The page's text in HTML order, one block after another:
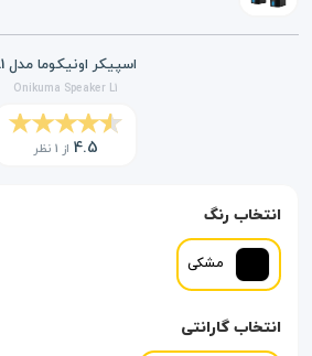
اسپیکر اونیکوما مدل L1
Onikuma Speaker L1
4.5 از 1 نظر
انتخاب رنگ
مشکی
انتخاب گارانتی